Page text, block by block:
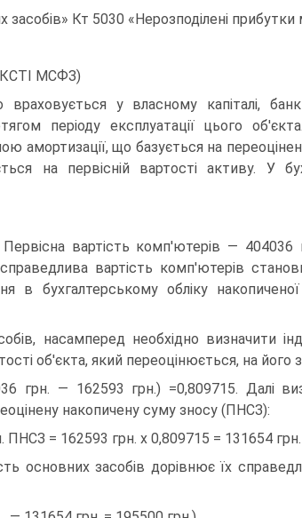
Кт 5030 «Нерозподілені прибутки
МСФЗ)
враховується у власному капіталі,
періоду експлуатації цього
амортизації, що базується на
на первісній вартості активу. У
вартість комп'ютерів — 404036
вартість комп'ютерів
в бухгалтерському обліку
насамперед необхідно визначити
об'єкта, який переоцінюється, на його
грн. — 162593 грн.) =0,809715. Далі
накопичену суму зносу (ПНСЗ):
= 162593 грн. х 0,809715 = 131654 грн.
основних засобів дорівнює їх